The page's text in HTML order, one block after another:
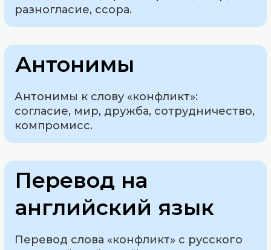
разногласие, ссора.
Антонимы
Антонимы к слову «конфликт»:
согласие, мир, дружба, сотрудничество,
компромисс.
Перевод на
английский язык
Перевод слова «конфликт» с русского